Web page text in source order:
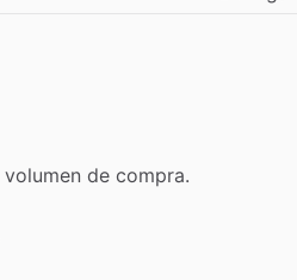
volumen de compra.